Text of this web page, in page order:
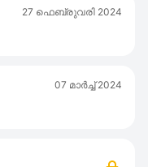
27 ഫെബ്രുവരി 2024
07 മാര്‍ച്ച് 2024